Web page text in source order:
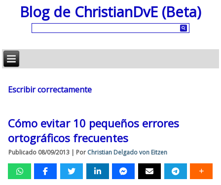
Blog de ChristianDvE (Beta)
Escribir correctamente
Cómo evitar 10 pequeños errores
ortográficos frecuentes
Publicado 08/09/2013 | Por Christian Delgado von Eitzen